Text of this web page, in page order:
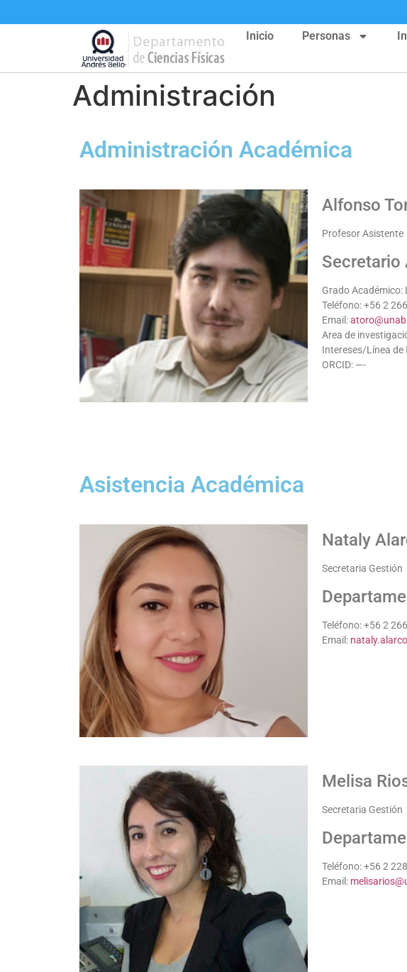
Inicio Personas
Administración
Administración Académica
Alfonso
Profesor Asistente
Secretario
Grado Académico:
Teléfono: +56 2
Email:
Area de
Intereses/Línea
ORCID: —-
Asistencia Académica
Nataly
Secretaria Gestión
Teléfono: +56 2
Email:
Melisa
Secretaria Gestión
Teléfono: +56 2
Email: